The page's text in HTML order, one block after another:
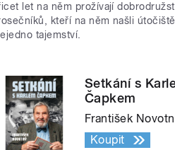
let na něm prožívají
kteří na něm našli
tajemství.
Setkání s
Čapkem
František
Koupit